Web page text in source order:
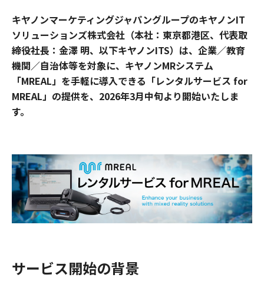
キヤノンマーケティングジャパングループのキヤノンIT
ソリューションズ株式会社（本社：東京都港区、代表取
締役社長：金澤 明、以下キヤノンITS）は、企業／教育
機関／自治体等を対象に、キヤノンMRシステム
「MREAL」を手軽に導入できる「レンタルサービス for
MREAL」の提供を、2026年3月中旬より開始いたしま
す。
サービス開始の背景